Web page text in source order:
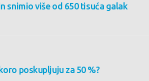
snimio više od 650 tisuća galak
poskupljuju za 50 %?